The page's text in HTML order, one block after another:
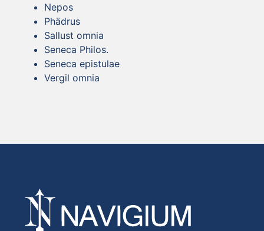
Nepos
Phädrus
Sallust omnia
Seneca Philos.
Seneca epistulae
Vergil omnia